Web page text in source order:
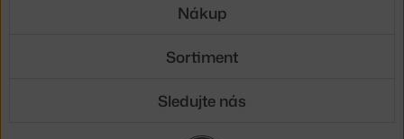
Nákup
Sortiment
Sledujte nás